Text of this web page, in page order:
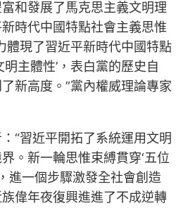
和發展了馬克思主義文明理
時代中國特點社會主義思惟
體現了習近平新時代中國特點
明主體性’，表白黨的歷史自
新高度。”黨內權威理論專家
“習近平開拓了系統運用文明
。新一輪思惟束縛貫穿‘五位
進一個步驟激發全社會創造
偉年夜復興進進了不成逆轉